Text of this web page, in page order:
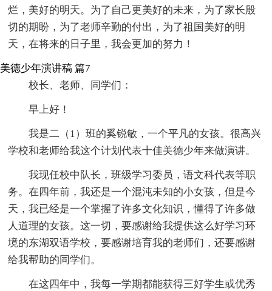
烂，美好的明天。为了自己更美好的未来，为了家长殷
切的期盼，为了老师辛勤的付出，为了祖国美好的明
天，在将来的日子里，我会更加的努力！
美德少年演讲稿 篇7
校长、老师、同学们：
早上好！
我是二（1）班的奚锐敏，一个平凡的女孩。很高兴
学校和老师给我这个计划代表十佳美德少年来做演讲。
我现任校中队长，班级学习委员，语文科代表等职
务。在四年前，我还是一个混沌未知的小女孩，但是今
天，我已经是一个掌握了许多文化知识，懂得了许多做
人道理的女孩。这一切，要感谢给我提供这么好学习环
境的东湖双语学校，要感谢培育我的老师们，还要感谢
给我帮助的同学们。
在这四年中，我每一学期都能获得三好学生或优秀